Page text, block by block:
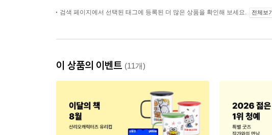
검색 페이지에서 선택된 태그에 등록된 더 많은 상품을 확인해 보세요. 전체보기
이 상품의 이벤트 (11개)